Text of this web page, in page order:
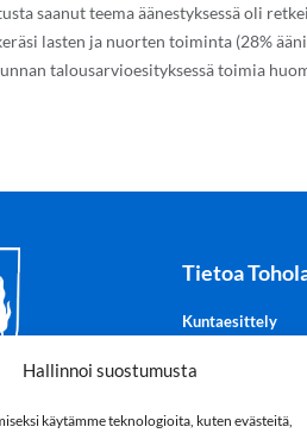
Hallinnoi suostumusta
käytämme teknologioita, kuten evästeitä,
saanut teema äänestyksessä oli
lasten ja nuorten toiminta (28%
talousarvioesityksessä toimia
Toholampi
Tietoa
Kuntaesittely
Tilastot
Vaakuna